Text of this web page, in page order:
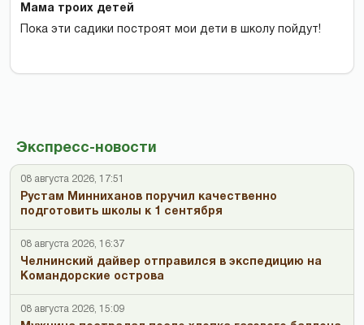
Экспресс-новости
08 августа 2026, 17:51
Рустам Минниханов поручил качественно
подготовить школы к 1 сентября
08 августа 2026, 16:37
Челнинский дайвер отправился в экспедицию на
Командорские острова
08 августа 2026, 15:09
Мама троих детей
Пока эти садики построят мои дети в школу пойдут!